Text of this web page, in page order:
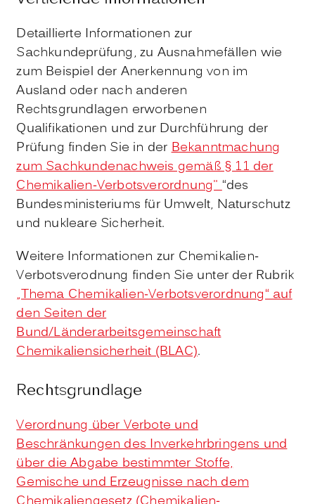
Detaillierte Informationen zur
Sachkundeprüfung, zu Ausnahmefällen wie
zum Beispiel der Anerkennung von im
Ausland oder nach anderen
Rechtsgrundlagen erworbenen
Qualifikationen und zur Durchführung der
Prüfung finden Sie in derBekanntmachung
zum Sachkundenachweis gemäß § 11 der
Chemikalien-Verbotsverordnung"“des
Bundesministeriums für Umwelt, Naturschutz
und nukleare Sicherheit.
Weitere Informationen zur Chemikalien-
Verbotsverodnung finden Sie unter der Rubrik
„Thema Chemikalien-Verbotsverordnung“ auf
den Seiten der
Bund/Länderarbeitsgemeinschaft
Chemikaliensicherheit (BLAC).
Rechtsgrundlage
Verordnung über Verbote und
Beschränkungen des Inverkehrbringens und
über die Abgabe bestimmter Stoffe,
Gemische und Erzeugnisse nach dem